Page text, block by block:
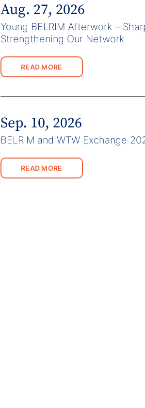
Aug. 27, 2026
Young BELRIM Afterwork –
Strengthening Our Network
READ MORE
Sep. 10, 2026
BELRIM and WTW Exchange
READ MORE